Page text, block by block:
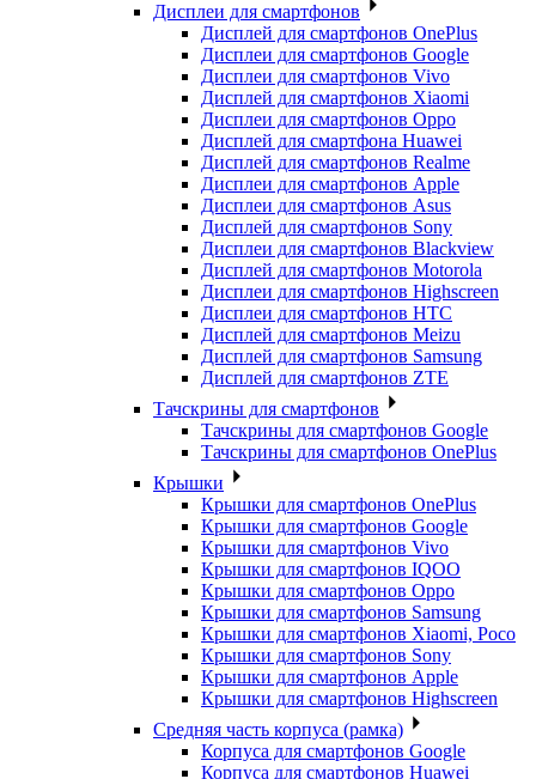
Дисплеи для смартфонов
Дисплей для смартфонов OnePlus
Дисплеи для смартфонов Google
Дисплеи для смартфонов Vivo
Дисплей для смартфонов Xiaomi
Дисплеи для смартфонов Oppo
Дисплей для смартфона Huawei
Дисплей для смартфонов Realme
Дисплеи для смартфонов Apple
Дисплеи для смартфонов Asus
Дисплей для смартфонов Sony
Дисплеи для смартфонов Blackview
Дисплей для смартфонов Motorola
Дисплеи для смартфонов Highscreen
Дисплеи для смартфонов HTC
Дисплей для смартфонов Meizu
Дисплей для смартфонов Samsung
Дисплей для смартфонов ZTE
Тачскрины для смартфонов
Тачскрины для смартфонов Google
Тачскрины для смартфонов OnePlus
Крышки
Крышки для смартфонов OnePlus
Крышки для смартфонов Google
Крышки для смартфонов Vivo
Крышки для смартфонов IQOO
Крышки для смартфонов Oppo
Крышки для смартфонов Samsung
Крышки для смартфонов Xiaomi, Poco
Крышки для смартфонов Sony
Крышки для смартфонов Apple
Крышки для смартфонов Highscreen
Средняя часть корпуса (рамка)
Корпуса для смартфонов Google
Корпуса для смартфонов Huawei